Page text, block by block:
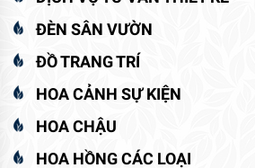
SẢN PHẨM KHUYẾN MÃI
SẢN PHẨM MỚI
SHOP QUÀ TẶNG CÂY HOA
TIỂU CẢNH SÂN VƯỜN
TOP BÁN CHẠY